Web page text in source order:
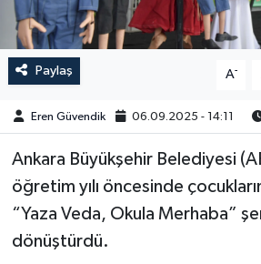
Paylaş A-
Eren Güvendik 06.09.2025 - 14:11
Ankara Büyükşehir Belediyesi
öğretim yılı öncesinde
“Yaza Veda, Okula Merhaba”
dönüştürdü.